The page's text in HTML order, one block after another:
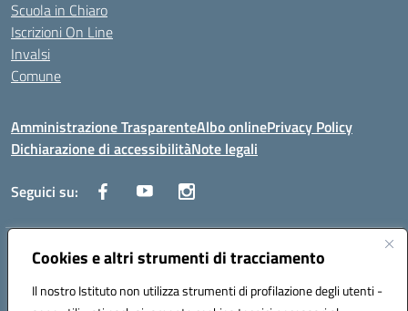
Cookies e altri strumenti di tracciamento
Il nostro Istituto non utilizza strumenti di profilazione degli utenti -
Scuola in Chiaro
Iscrizioni On Line
Invalsi
Comune
Amministrazione TrasparenteAlbo onlinePrivacy Policy
Dichiarazione di accessibilitàNote legali
Seguici su:
Indirizzo:Via Trieste, 43 – 98066 Patti (ME)
Posta elettronica certificata (PEC):mepc060006@pec.istruzione.it